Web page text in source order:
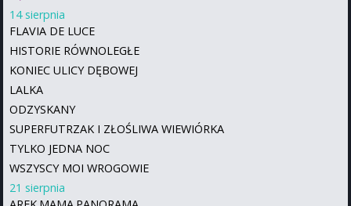
14 sierpnia
FLAVIA DE LUCE
HISTORIE RÓWNOLEGŁE
KONIEC ULICY DĘBOWEJ
LALKA
ODZYSKANY
SUPERFUTRZAK I ZŁOŚLIWA WIEWIÓRKA
TYLKO JEDNA NOC
WSZYSCY MOI WROGOWIE
21 sierpnia